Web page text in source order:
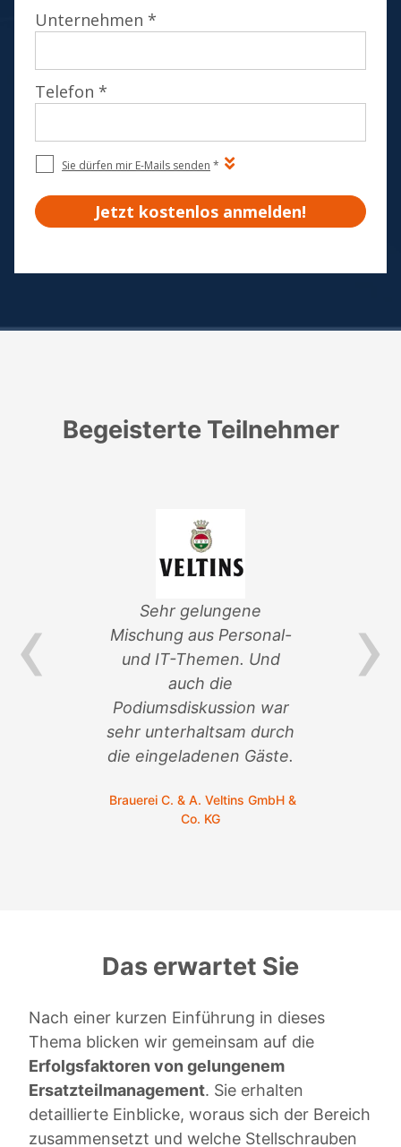
Begeisterte Teilnehmer
‹
Sehr gelungene
Mischung aus Personal-
und IT-Themen. Und
auch die
Podiumsdiskussion war
sehr unterhaltsam durch
die eingeladenen Gäste.
Brauerei C. & A. Veltins GmbH &
Co. KG
an
›
Das erwartet Sie
Nach einer kurzen Einführung in dieses
Thema blicken wir gemeinsam auf die
Erfolgsfaktoren von gelungenem
Ersatzteilmanagement. Sie erhalten
detaillierte Einblicke, woraus sich der Bereich
zusammensetzt und welche Stellschrauben